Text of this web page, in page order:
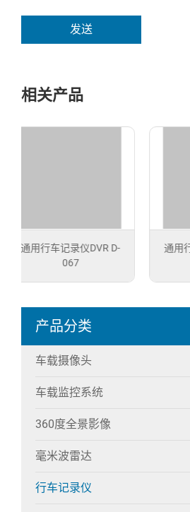
发送
相关产品
通用行车记录仪DVR D-
066
产品分类
车载摄像头
车载监控系统
360度全景影像
毫米波雷达
行车记录仪